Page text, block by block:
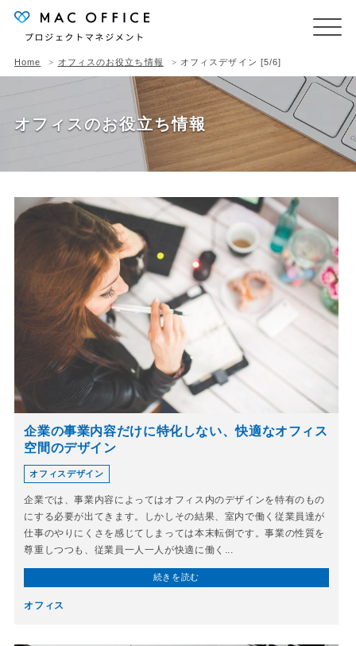
Home オフィスのお役立ち情報 オフィスデザイン [5/6]
オフィスのお役立ち情報
企業の事業内容だけに特化しない、快適なオフィス
空間のデザイン
オフィスデザイン
企業では、事業内容によってはオフィス内のデザインを特有のもの
にする必要が出てきます。しかしその結果、室内で働く従業員達が
仕事のやりにくさを感じてしまっては本末転倒です。事業の性質を
尊重しつつも、従業員一人一人が快適に働く...
続きを読む
オフィス